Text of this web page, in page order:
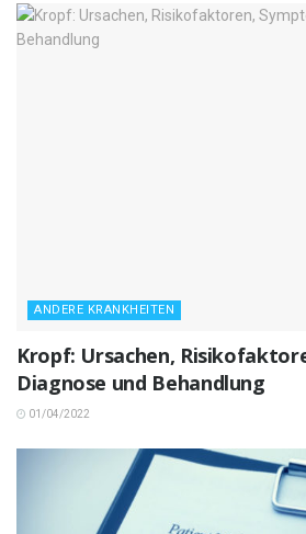
ANDERE KRANKHEITEN
Kropf: Ursachen,
Diagnose und Behandlung
01/04/2022